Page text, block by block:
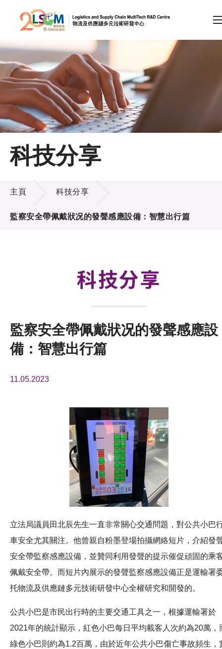
跳到內容（按回車鍵）
會員登入
A EN 繁 简
主頁
關於LSCM
技術商品化
項目及資助計劃
科技分享
科技分享
主頁 科技分享
監察安全帶佩戴狀况的發聲感應設備：智慧出行篇
科技分享
監察安全帶佩戴狀况的發聲感應設
備：智慧出行篇
11.05.2023
立法局議員田北辰先生一直非常關心交通問題，對公共小巴
車安全尤其關注。他曾親自粉墨登場拍攝網絡短片，介紹發
安全帶監察感應設備，並贊同利用發聲的提示催促頑固的乘
佩戴安全帶。而短片內展示的發聲監察感應設備正是運輸署
托物流及供應鏈多元技術研發中心全權研究和開發的。
公共小巴是市民出行時的主要交通工具之一，根據運輸署於
2021年的統計顯示，紅色小巴每日平均載客人次約為20萬，
綠色小巴則約為1.2百萬，由於近年公共小巴傷亡事故頻生，